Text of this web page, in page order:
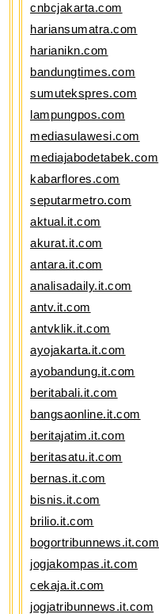
cnbcjakarta.com
hariansumatra.com
harianikn.com
bandungtimes.com
sumutekspres.com
lampungpos.com
mediasulawesi.com
mediajabodetabek.com
kabarflores.com
seputarmetro.com
aktual.it.com
akurat.it.com
antara.it.com
analisadaily.it.com
antv.it.com
antvklik.it.com
ayojakarta.it.com
ayobandung.it.com
beritabali.it.com
bangsaonline.it.com
beritajatim.it.com
beritasatu.it.com
bernas.it.com
bisnis.it.com
brilio.it.com
bogortribunnews.it.com
jogjakompas.it.com
cekaja.it.com
jogjatribunnews.it.com